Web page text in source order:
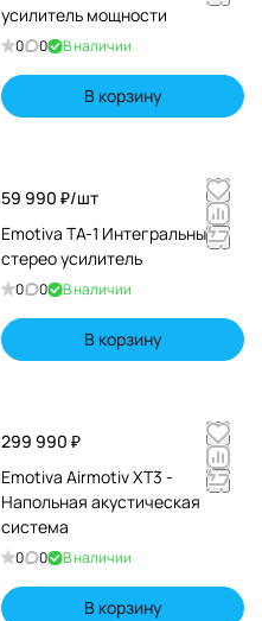
усилитель мощности
0 0 В наличии
В корзину
59 990 ₽/шт
Emotiva TA-1 Интегральный
стерео усилитель
0 0 В наличии
В корзину
299 990 ₽
Emotiva Airmotiv XT3 -
Напольная акустическая
система
0 0 В наличии
В корзину